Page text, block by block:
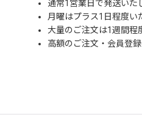
通常1営業日で発送いた
月曜はプラス1日程度い
大量のご注文は1週間程
高額のご注文・会員登